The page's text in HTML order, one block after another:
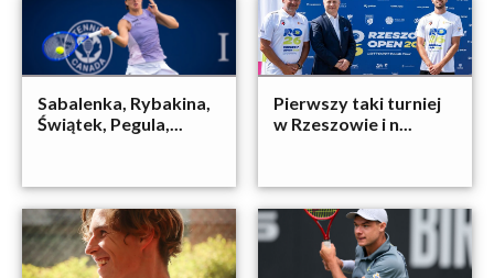
Sabalenka, Rybakina,
Świątek, Pegula,...
Pierwszy taki turniej
w Rzeszowie i n...